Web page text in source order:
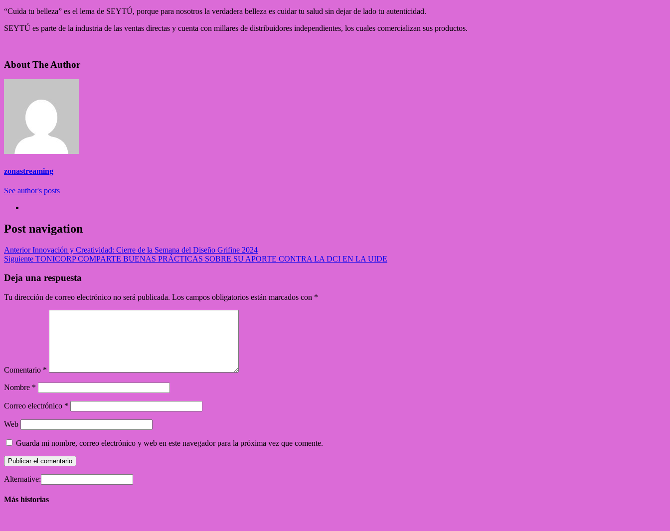
“Cuida tu belleza” es el lema de SEYTÚ, porque para nosotros la verdadera belleza es cuidar tu salud sin dejar de lado tu autenticidad.
SEYTÚ es parte de la industria de las ventas directas y cuenta con millares de distribuidores independientes, los cuales comercializan sus productos.
About The Author
zonastreaming
See author's posts
Post navigation
AnteriorInnovación y Creatividad: Cierre de la Semana del Diseño Grifine 2024
Siguiente TONICORP COMPARTE BUENAS PRÁCTICAS SOBRE SU APORTE CONTRA LA DCI EN LA UIDE
Deja una respuesta
Tu dirección de correo electrónico no será publicada. Los campos obligatorios están marcados con *
Comentario *
Nombre *
Correo electrónico *
Web
Guarda mi nombre, correo electrónico y web en este navegador para la próxima vez que comente.
Alternative:
Más historias